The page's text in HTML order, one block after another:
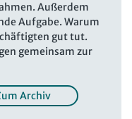
Außerdem
Aufgabe. Warum
gut tut.
gemeinsam zur
Archiv